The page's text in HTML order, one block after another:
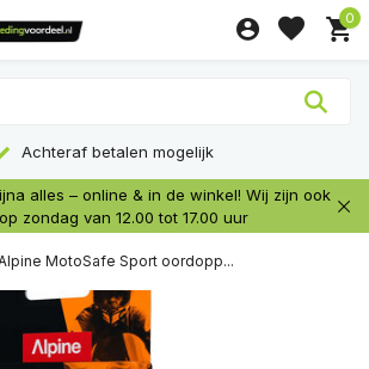
0
Achteraf betalen mogelijk
alles – online & in de winkel! Wij zijn ook
zondag van 12.00 tot 17.00 uur
MotoSafe Sport oordopp...